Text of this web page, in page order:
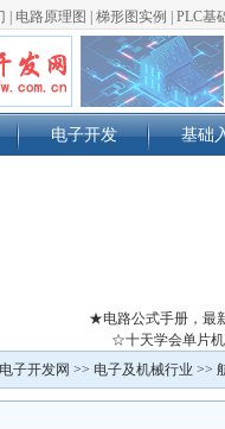
电路原理图 梯形图实例 PLC基
电子开发 基础
★电路公式手册，最
☆十天学会单片机
电子开发网 >> 电子及机械行业 >>